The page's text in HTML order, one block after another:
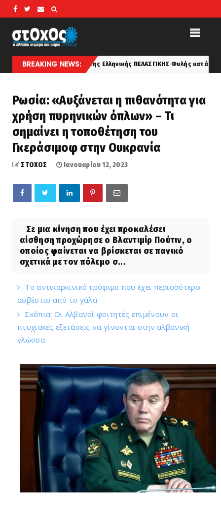
BREAKING NEWS:
της Ελληνικής ΠΕΛΑΣΓΙΚΗΣ Φυλής κατά τον Αριστοτέλη
Ρωσία: «Αυξάνεται η πιθανότητα για
χρήση πυρηνικών όπλων» – Τι
σημαίνει η τοποθέτηση του
Γκεράσιμοφ στην Ουκρανία
ΣΤΟΧΟΣ Ιανουαρίου 12, 2023
Σε μια κίνηση που έχει προκαλέσει
αίσθηση προχώρησε ο Βλαντιμίρ Πούτιν, ο
οποίος φαίνεται να βρίσκεται σε πανικό
σχετικά με τον πόλεμο σ...
Το αντικαρκινικό τρόφιμο που έχει περισσότερο
ασβέστιο από το γάλα
Σκόπια: Οι Αλβανοί φοιτητές επιμένουν οι
πτυχιακές εξετάσεις να γίνονται στην αλβανική
γλώσσα